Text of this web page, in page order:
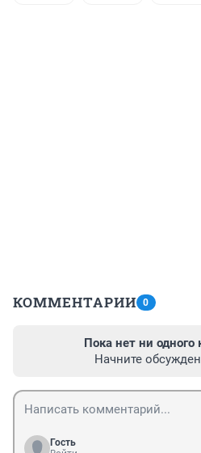
КОММЕНТАРИИ 0
Пока нет ни одного
Начните
Гость